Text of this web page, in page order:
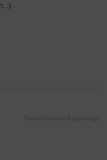
:)
Forum|Forum|4 years ago